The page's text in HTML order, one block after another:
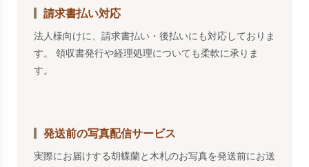
請求書払い対応
法人様向けに、請求書払い・後払いにも対応しておりま
す。 領収書発行や経理処理についても柔軟に承りま
す。
発送前の写真配信サービス
実際にお届けする胡蝶蘭と木札のお写真を発送前にお送